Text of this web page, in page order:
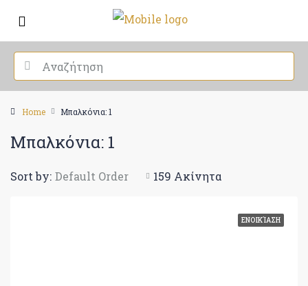
Home Μπαλκόνια: 1
Μπαλκόνια: 1
159 Ακίνητα
Sort by: Default Order
ΕΝΟΙΚΊΑΣΗ